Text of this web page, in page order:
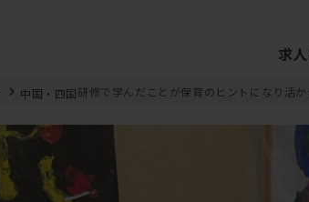
求
中国・四国研修で学んだことが保育のヒントになり活か